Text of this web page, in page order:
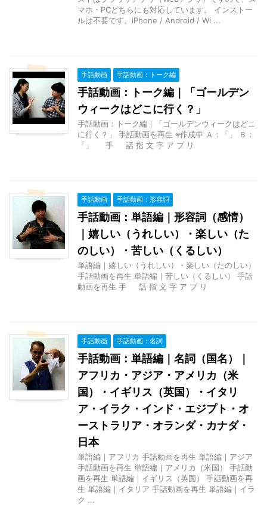
マホ・PCどちらにも対応しています。 インストー
ルは不要です。iPhone / Android / Wi ...
手話動画 手話動画：トーク編
手話動画：トーク編｜「ゴールデン
ウィークはどこに行く？」
手話動画：トーク編｜「ゴールデンウィークはどこ
に行く？」 手話動画を再生 ※作成中 Ａ：「」 Ｂ：
「」 手 話 指 文 字 ア プ リ
手話動画 手話動画：形容詞
手話動画：単語編｜形容詞（感情）
｜嬉しい（うれしい）・楽しい（た
のしい）・苦しい（くるしい）
単語編｜嬉しい（うれしい）・楽しい（たのしい）
手話動画を再生 単語編｜苦しい（くるしい） 手話
動画を再生 手 話 指 文 字 ア プ リ
手話動画 手話動画：名詞
手話動画：単語編｜名詞（国名）｜
アフリカ・アジア・アメリカ（米
国）・イギリス（英国）・イタリ
ア・イラク・インド・エジプト・オ
ーストラリア・オランダ・カナダ・
日本
単語編｜アフリカ 手話動画を再生 単語編｜アジア
手話動画を再生 単語編｜アメリカ（米国） 手話動
画を再生 単語編｜イギリス（英国） 手話動画を再
生 単語編｜イタリア 手話動画を再生 単語編｜イラ
ク ...